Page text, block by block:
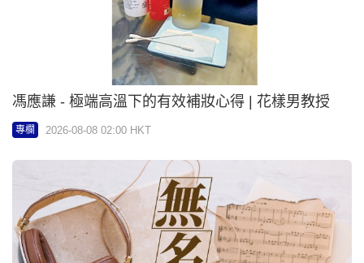
馮應謙 - 極端高溫下的有效補妝心得 | 花樣男教授
專欄 2026-08-08 02:00 HKT